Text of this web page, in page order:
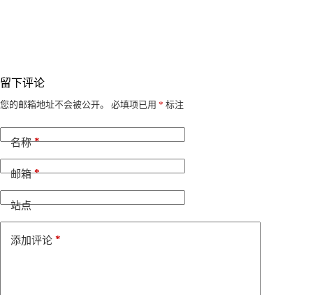
留下评论
您的邮箱地址不会被公开。 必填项已用 * 标注
名称*
邮箱*
站点
添加评论 *
A
t
e
t
i